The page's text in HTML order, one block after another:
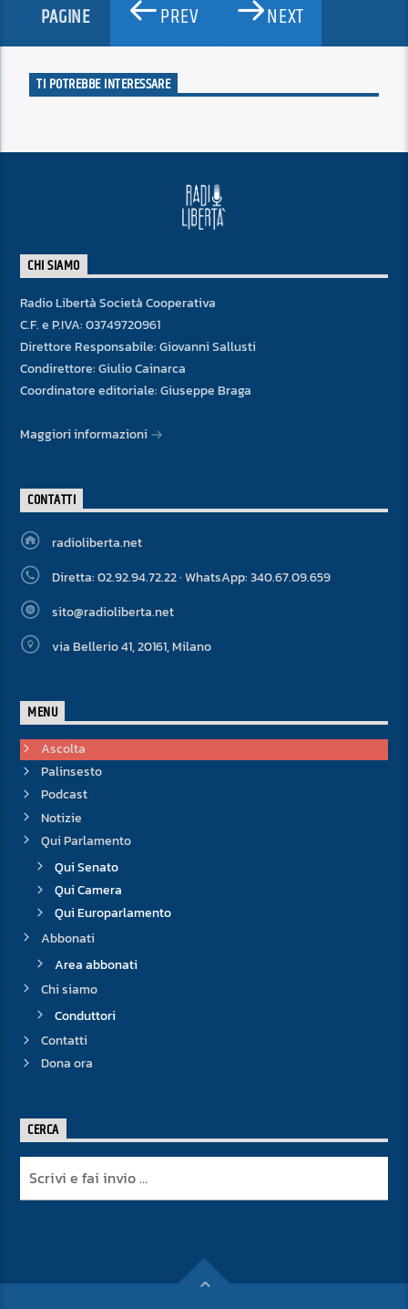
PAGINE PREV NEXT
TI POTREBBE INTERESSARE
CHI SIAMO
Radio Libertà Società Cooperativa
C.F. e P.IVA: 03749720961
Direttore Responsabile: Giovanni Sallusti
Condirettore: Giulio Cainarca
Coordinatore editoriale: Giuseppe Braga
Maggiori informazioni
CONTATTI
radioliberta.net
Diretta: 02.92.94.72.22 · WhatsApp: 340.67.09.659
sito@radioliberta.net
via Bellerio 41, 20161, Milano
MENU
Ascolta
Palinsesto
Podcast
Notizie
Qui Parlamento
Qui Senato
Qui Camera
Qui Europarlamento
Abbonati
Area abbonati
Chi siamo
Conduttori
Contatti
Dona ora
CERCA